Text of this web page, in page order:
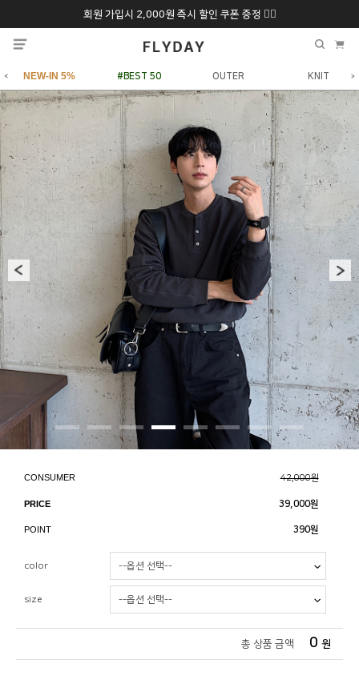
회원 가입시 2,000원 즉시 할인 쿠폰 증정 ❤️‍🔥
추석 특별 할인 10~20% 9/6 화 ~ 9/12월
NEW-IN 5% #BEST 50 OUTER KNIT
CONSUMER 42,000원
PRICE 39,000원
POINT 390원
color
size
총 상품 금액 0 원